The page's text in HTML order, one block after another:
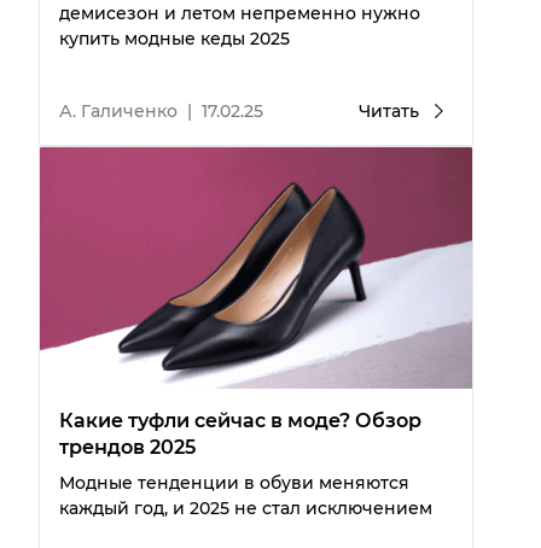
демисезон и летом непременно нужно
купить модные кеды 2025
А. Галиченко | 17.02.25 Читать
Какие туфли сейчас в моде? Обзор
трендов 2025
Модные тенденции в обуви меняются
каждый год, и 2025 не стал исключением